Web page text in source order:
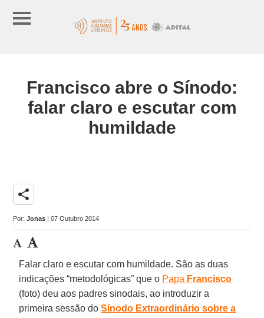
Francisco abre o Sínodo:
falar claro e escutar com
humildade
share
Por:Jonas | 07 Outubro 2014
Falar claro e escutar com humildade. São as duas
indicações “metodológicas” que o Papa Francisco
(foto) deu aos padres sinodais, ao introduzir a
primeira sessão doSínodo Extraordinário sobre a